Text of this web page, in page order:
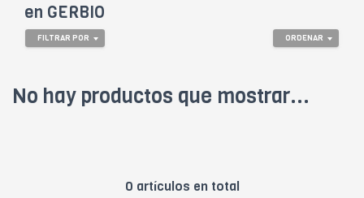
en GERBIO
ORDENAR
FILTRAR POR
No hay productos que mostrar...
0 artículos en total